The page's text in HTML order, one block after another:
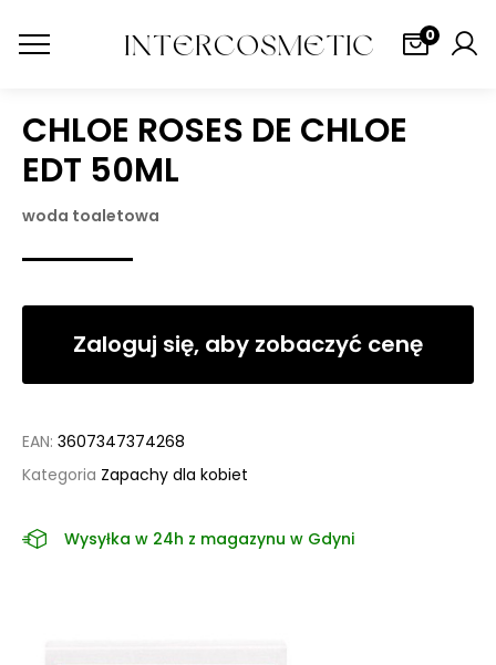
0
CHLOE ROSES DE CHLOE
EDT 50ML
woda toaletowa
Zaloguj się, aby zobaczyć cenę
EAN: 3607347374268
Kategoria Zapachy dla kobiet
Wysyłka w 24h z magazynu w Gdyni